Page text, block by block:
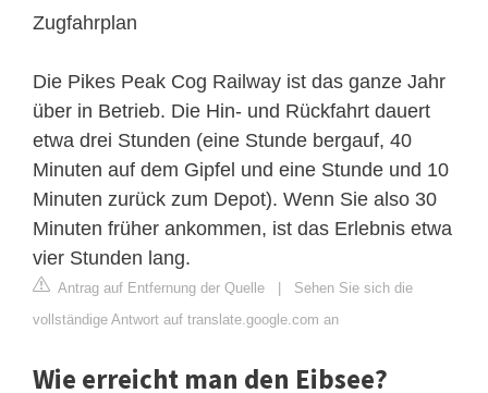
Zugfahrplan
Die Pikes Peak Cog Railway ist das ganze Jahr
über in Betrieb. Die Hin- und Rückfahrt dauert
etwa drei Stunden (eine Stunde bergauf, 40
Minuten auf dem Gipfel und eine Stunde und 10
Minuten zurück zum Depot). Wenn Sie also 30
Minuten früher ankommen, ist das Erlebnis etwa
vier Stunden lang.
Antrag auf Entfernung der Quelle | Sehen Sie sich die
vollständige Antwort auf translate.google.com an
Wie erreicht man den Eibsee?